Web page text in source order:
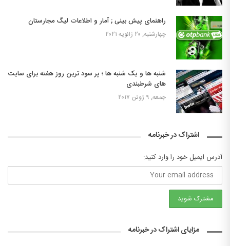
راهنمای پیش بینی ; آمار و اطلاعات لیگ مجارستان
چهارشنبه, ۲۰ ژانویه ۲۰۲۱
شنبه ها و یک شنبه ها ؛ پر سود ترین روز هفته برای سایت
های شرطبندی
جمعه, ۹ ژوئن ۲۰۱۷
اشتراک در خبرنامه
آدرس ایمیل خود را وارد کنید:
مزایای اشتراک در خبرنامه